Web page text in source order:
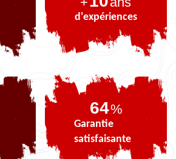
d'expériences
80%
Garantie
satisfaisante